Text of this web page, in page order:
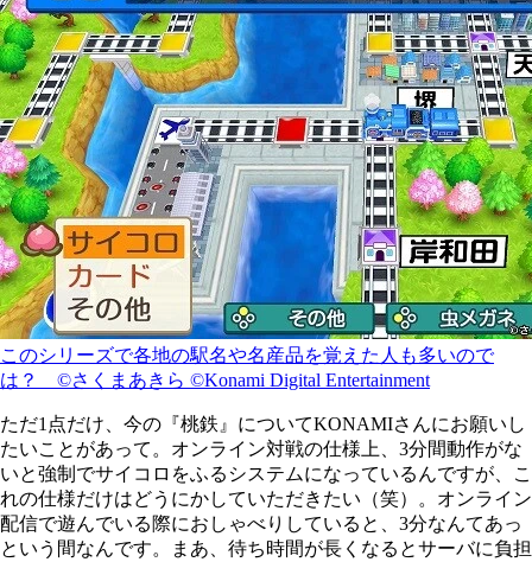
このシリーズで各地の駅名や名産品を覚えた人も多いので
は？ ©さくまあきら ©Konami Digital Entertainment
ただ1点だけ、今の『桃鉄』についてKONAMIさんにお願いし
たいことがあって。オンライン対戦の仕様上、3分間動作がな
いと強制でサイコロをふるシステムになっているんですが、こ
れの仕様だけはどうにかしていただきたい（笑）。オンライン
配信で遊んでいる際におしゃべりしていると、3分なんてあっ
という間なんです。まあ、待ち時間が長くなるとサーバに負担